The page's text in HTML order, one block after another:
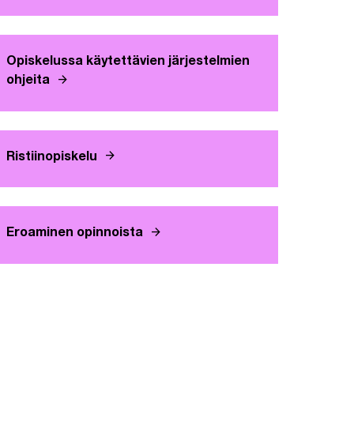
Opiskelussa käytettävien järjestelmien
ohjeita
arrow_forward
Ristiinopiskelu arrow_forward
Eroaminen opinnoista arrow_forward